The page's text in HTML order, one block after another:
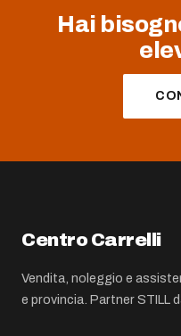
Hai
Centro Carrelli
Vendita, noleggio e
e provincia. Partner STILL